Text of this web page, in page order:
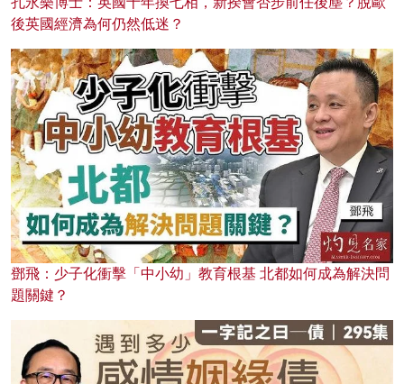
後英國經濟為何仍然低迷？
鄧飛：少子化衝擊「中小幼」教育根基 北都如何成為解決問
題關鍵？